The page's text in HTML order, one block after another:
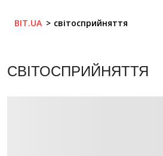
BIT.UA світосприйняття
СВІТОСПРИЙНЯТТЯ